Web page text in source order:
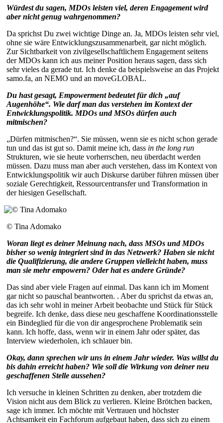
Würdest du sagen, MDOs leisten viel, deren Engagement wird
aber nicht genug wahrgenommen?
Da sprichst Du zwei wichtige Dinge an. Ja, MDOs leisten sehr viel,
ohne sie wäre Entwicklungszusammenarbeit, gar nicht möglich.
Zur Sichtbarkeit von zivilgesellschaftlichem Engagement seitens
der MDOs kann ich aus meiner Position heraus sagen, dass sich
sehr vieles da gerade tut. Ich denke da beispielsweise an das Projekt
samo.fa, an NEMO und an moveGLOBAL.
Du hast gesagt, Empowerment bedeutet für dich „auf
Augenhöhe“. Wie darf man das verstehen im Kontext der
Entwicklungspolitik. MDOs und MSOs dürfen auch
mitmischen?
„Dürfen mitmischen?“. Sie müssen, wenn sie es nicht schon gerade
tun und das ist gut so. Damit meine ich, dass in the long run
Strukturen, wie sie heute vorherrschen, neu überdacht werden
müssen. Dazu muss man aber auch verstehen, dass im Kontext von
Entwicklungspolitik wir auch Diskurse darüber führen müssen über
soziale Gerechtigkeit, Ressourcentransfer und Transformation in
der hiesigen Gesellschaft.
© Tina Adomako
Woran liegt es deiner Meinung nach, dass MSOs und MDOs
bisher so wenig integriert sind in das Netzwerk? Haben sie nicht
die Qualifizierung, die andere Gruppen vielleicht haben, muss
man sie mehr empowern? Oder hat es andere Gründe?
Das sind aber viele Fragen auf einmal. Das kann ich im Moment
gar nicht so pauschal beantworten. . Aber du sprichst da etwas an,
das ich sehr wohl in meiner Arbeit beobachte und Stück für Stück
begreife. Ich denke, dass diese neu geschaffene Koordinationsstelle
ein Bindeglied für die von dir angesprochene Problematik sein
kann. Ich hoffe, dass, wenn wir in einem Jahr oder später, das
Interview wiederholen, ich schlauer bin.
Okay, dann sprechen wir uns in einem Jahr wieder. Was willst du
bis dahin erreicht haben? Wie soll die Wirkung von deiner neu
geschaffenen Stelle aussehen?
Ich versuche in kleinen Schritten zu denken, aber trotzdem die
Vision nicht aus dem Blick zu verlieren. Kleine Brötchen backen,
sage ich immer. Ich möchte mit Vertrauen und höchster
Achtsamkeit ein Fachforum aufgebaut haben, dass sich zu einem